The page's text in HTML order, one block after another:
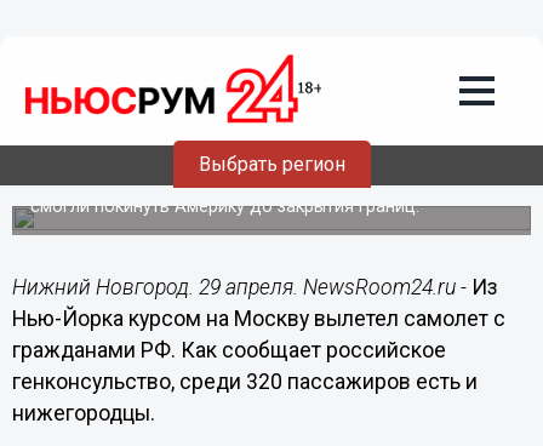
Выбрать регион
29.04.202004:04
Самолет с нижегородцами вылетел из
США в Москву
В Россию возвращаются 320 граждан РФ, которые не
смогли покинуть Америку до закрытия границ.
Нижний Новгород. 29 апреля. NewsRoom24.ru - Из
Нью-Йорка курсом на Москву вылетел самолет с
гражданами РФ. Как сообщает российское
генконсульство, среди 320 пассажиров есть и
нижегородцы.